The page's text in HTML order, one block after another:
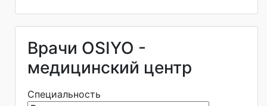
Врачи OSIYO -
медицинский центр
Специальность